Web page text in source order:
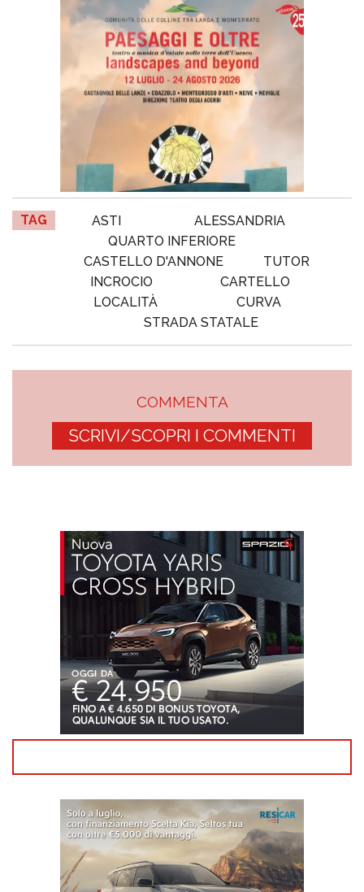
TAG ASTI
ALESSANDRIA
QUARTO INFERIORE
CASTELLO D'ANNONE
TUTOR
INCROCIO
CARTELLO
LOCALITÀ
CURVA
STRADA STATALE
COMMENTA
SCRIVI/SCOPRI I COMMENTI